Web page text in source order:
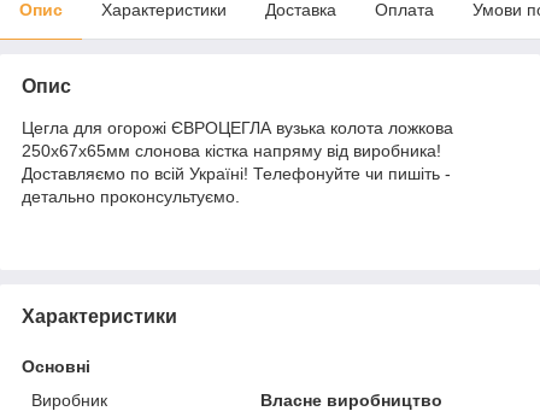
Опис Характеристики Доставка Оплата Умови
Опис
Цегла для огорожі ЄВРОЦЕГЛА вузька колота ложкова
250х67х65мм слонова кістка напряму від виробника!
Доставляємо по всій Україні! Телефонуйте чи пишіть -
детально проконсультуємо.
Характеристики
Основні
Виробник
Власне виробництво